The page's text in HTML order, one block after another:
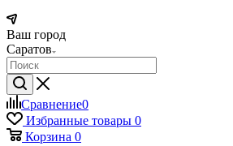
Ваш город
Саратов
Сравнение0
Избранные товары 0
Корзина 0